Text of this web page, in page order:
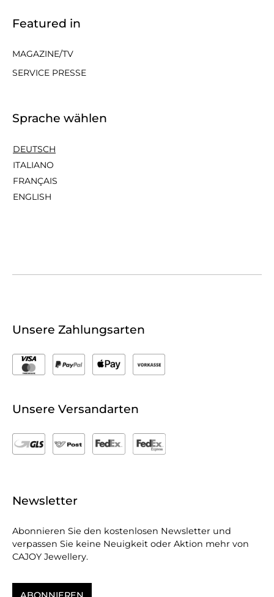
Featured in
MAGAZINE/TV
SERVICE PRESSE
Sprache wählen
DEUTSCH
ITALIANO
FRANÇAIS
ENGLISH
Unsere Zahlungsarten
Unsere Versandarten
Newsletter
Abonnieren Sie den kostenlosen Newsletter und
verpassen Sie keine Neuigkeit oder Aktion mehr von
CAJOY Jewellery.